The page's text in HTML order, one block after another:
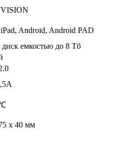
Android, Android PAD
диск емкостью до 8 Тб
х 40 мм